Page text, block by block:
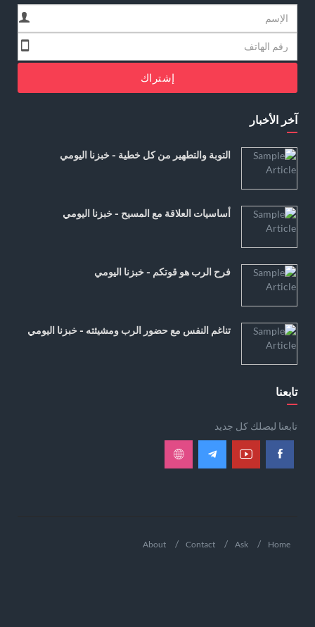
إشتراك
آخر الأخبار
التوبة والتطهير من كل خطية - خبزنا اليومي
أساسيات العلاقة مع المسيح - خبزنا اليومي
فرح الرب هو قوتكم - خبزنا اليومي
تناغم النفس مع حضور الرب ومشيئته - خبزنا اليومي
تابعنا
تابعنا ليصلك كل جديد
Home
Ask
Contact
About